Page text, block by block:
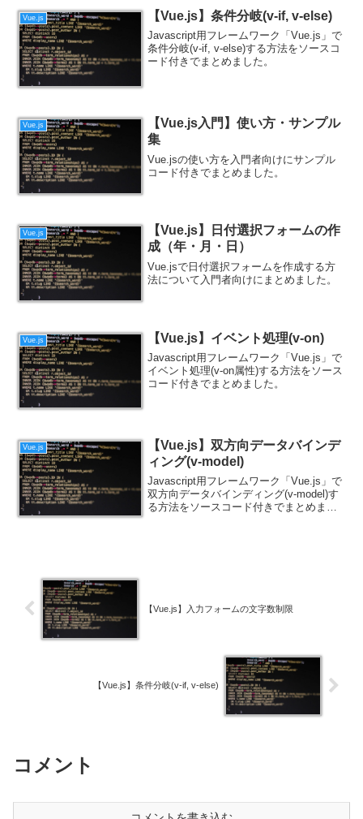
Vue.js 【Vue.js】条件分岐(v-if, v-else)
Javascript用フレームワーク「Vue.js」で
条件分岐(v-if, v-else)する方法をソースコ
ード付きでまとめました。
Vue.js
【Vue.js入門】使い方・サンプル
集
Vue.jsの使い方を入門者向けにサンプル
コード付きでまとめました。
Vue.js
【Vue.js】日付選択フォームの作
成（年・月・日）
Vue.jsで日付選択フォームを作成する方
法について入門者向けにまとめました。
Vue.js 【Vue.js】イベント処理(v-on)
Javascript用フレームワーク「Vue.js」で
イベント処理(v-on属性)する方法をソース
コード付きでまとめました。
Vue.js
【Vue.js】双方向データバインデ
ィング(v-model)
Javascript用フレームワーク「Vue.js」で
双方向データバインディング(v-model)す
る方法をソースコード付きでまとめまし
【Vue.js】入力フォームの文字数制限
【Vue.js】条件分岐(v-if, v-else)
コメント